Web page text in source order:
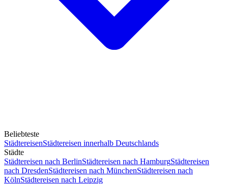
Beliebteste
StädtereisenStädtereisen innerhalb Deutschlands
Städte
Städtereisen nach BerlinStädtereisen nach HamburgStädtereisen
nach DresdenStädtereisen nach MünchenStädtereisen nach
KölnStädtereisen nach Leipzig